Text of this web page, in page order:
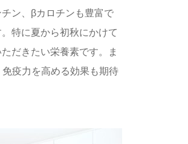
ン、βカロチンも豊富で
特に夏から初秋にかけて
だきたい栄養素です。ま
疫力を高める効果も期待